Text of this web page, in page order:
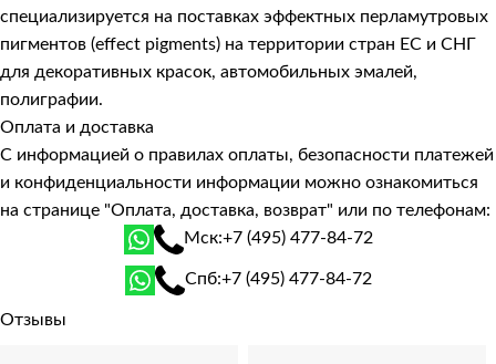
специализируется на поставках эффектных перламутровых
пигментов (effect pigments) на территории стран ЕС и СНГ
для декоративных красок, автомобильных эмалей,
полиграфии.
Оплата и доставка
С информацией о правилах оплаты, безопасности платежей
и конфиденциальности информации можно ознакомиться
на странице "Оплата, доставка, возврат" или по телефонам:
Мск:+7 (495) 477-84-72
Спб:+7 (495) 477-84-72
Отзывы